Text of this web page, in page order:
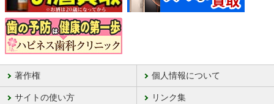
著作権 個人情報について
サイトの使い方 リンク集